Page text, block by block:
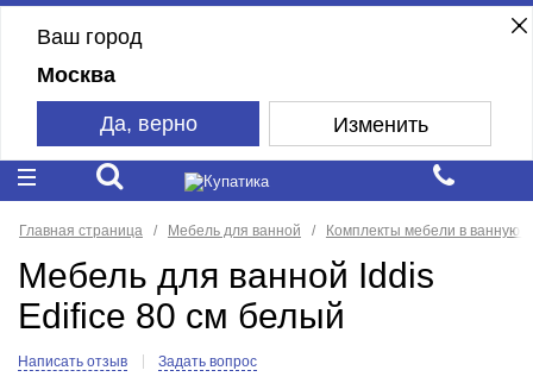
Ваш город
Москва
Да, верно Изменить
Главная страница Мебель для ванной Комплекты мебели в ванную
Мебель для ванной Iddis
Edifice 80 см белый
Написать отзыв Задать вопрос